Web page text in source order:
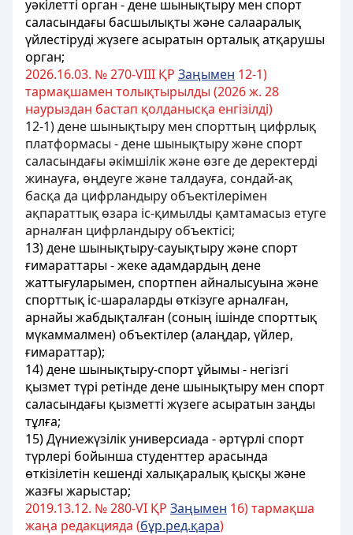
уәкiлеттi орган - дене шынықтыру мен спорт
саласындағы басшылықты және салааралық
үйлестiрудi жүзеге асыратын орталық атқарушы
орган;
2026.16.03. № 270-VIII ҚР Заңымен 12-1)
тармақшамен толықтырылды (2026 ж. 28
наурыздан бастап қолданысқа енгізілді)
12-1) дене шынықтыру мен спорттың цифрлық
платформасы - дене шынықтыру жəне спорт
саласындағы əкімшілік жəне өзге де деректерді
жинауға, өңдеуге жəне талдауға, сондай-ақ
басқа да цифрландыру объектілерімен
ақпараттық өзара іс-қимылды қамтамасыз етуге
арналған цифрландыру объектісі;
13) дене шынықтыру-сауықтыру және спорт
ғимараттары - жеке адамдардың дене
жаттығуларымен, спортпен айналысуына және
спорттық іс-шараларды өткізуге арналған,
арнайы жабдықталған (соның ішінде спорттық
мүкаммалмен) объектiлер (алаңдар, үйлер,
ғимараттар);
14) дене шынықтыру-спорт ұйымы - негізгі
қызмет түрі ретінде дене шынықтыру мен спорт
саласындағы қызметтi жүзеге асыратын заңды
тұлға;
15) Дүниежүзілік универсиада - әртүрлі спорт
түрлерi бойынша студенттер арасында
өткiзiлетiн кешенді халықаралық қысқы және
жазғы жарыстар;
2019.13.12. № 280-VI ҚР Заңымен 16) тармақша
жаңа редакцияда (бұр.ред.қара)